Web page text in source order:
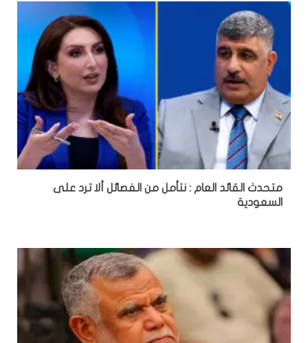
متحدث القائد العام : نتأمل من الفصائل ألا ترد على
السعودية